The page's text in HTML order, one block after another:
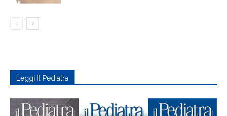
Leggi Il Pediatra